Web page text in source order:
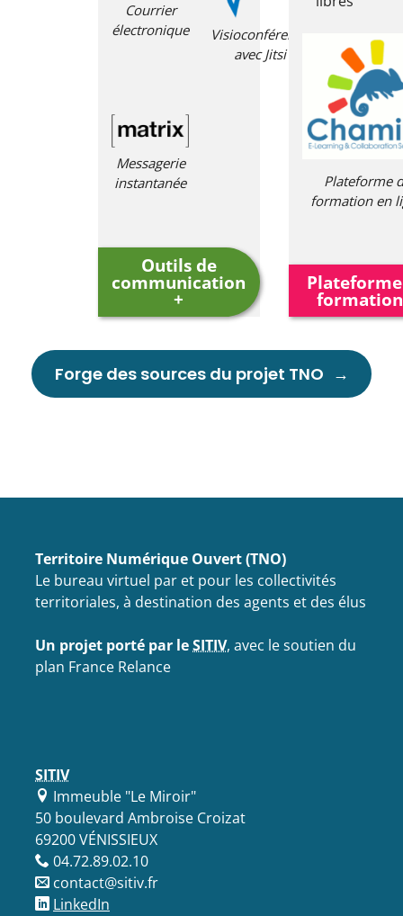
Courrier
électronique
Visioconférence
avec Jitsi
Messagerie
instantanée
Outils de
communication
+
Plateforme
formation en
compatibilité
Forge des sources du projet TNO
Territoire Numérique Ouvert (TNO)
Le bureau virtuel par et pour les collectivités
territoriales, à destination des agents et des élus
Un projet porté par leSITIV, avec le soutien du
plan France Relance
SITIV
Immeuble "Le Miroir"
50 boulevard Ambroise Croizat
69200 VÉNISSIEUX
04.72.89.02.10
contact@sitiv.fr
LinkedIn